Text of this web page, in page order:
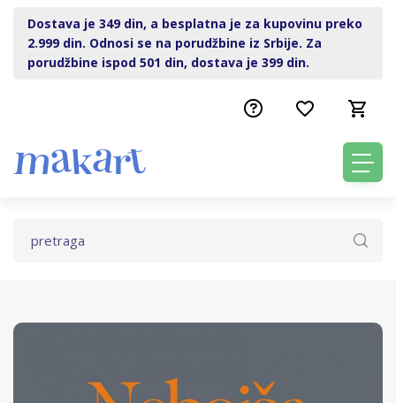
Dostava je 349 din, a besplatna je za kupovinu preko
2.999 din. Odnosi se na porudžbine iz Srbije. Za
porudžbine ispod 501 din, dostava je 399 din.